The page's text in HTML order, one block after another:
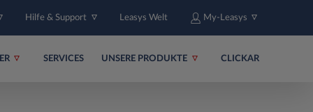
Hilfe & Support Leasys Welt My-Leasys
SERVICES UNSERE PRODUKTE CLICKAR